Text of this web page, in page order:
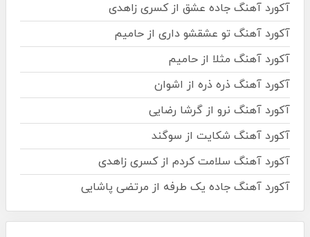
آکورد آهنگ جاده عشق از کسری زاهدی
آکورد آهنگ تو عشقشو داری از حامیم
آکورد آهنگ مثلا از حامیم
آکورد آهنگ ذره ذره از اشوان
آکورد آهنگ نرو از گرشا رضایی
آکورد آهنگ شکایت از سوگند
آکورد آهنگ سلامت کردم از کسری زاهدی
آکورد آهنگ جاده یک طرفه از مرتضی پاشایی